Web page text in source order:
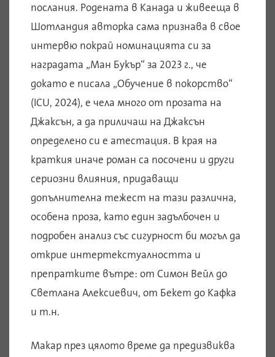
послания. Родената в Канада и живееща в
Шотландия авторка сама признава в свое
интервю покрай номинацията си за
наградата „Ман Букър“ за 2023 г., че
докато е писала „Обучение в покорство“
(ICU, 2024), е чела много от прозата на
Джаксън, а да приличаш на Джаксън
определено си е атестация. В края на
краткия иначе роман са посочени и други
сериозни влияния, придаващи
допълнителна тежест на тази различна,
особена проза, като един задълбочен и
подробен анализ със сигурност би могъл да
открие интертекстуалността и
препратките вътре: от Симон Вейл до
Светлана Алексиевич, от Бекет до Кафка
и т.н.
Макар през цялото време да предизвиква